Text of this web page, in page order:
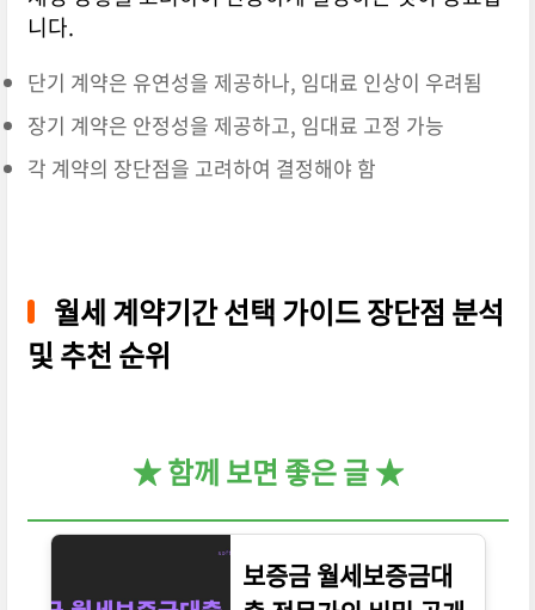
니다.
단기 계약은 유연성을 제공하나, 임대료 인상이 우려됨
장기 계약은 안정성을 제공하고, 임대료 고정 가능
각 계약의 장단점을 고려하여 결정해야 함
월세 계약기간 선택 가이드 장단점 분석
및 추천 순위
★ 함께 보면 좋은 글 ★
보증금 월세보증금대